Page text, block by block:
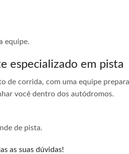
equipe.
especializado em pista
de corrida, com uma equipe
você dentro dos autódromos.
de pista.
as suas dúvidas!